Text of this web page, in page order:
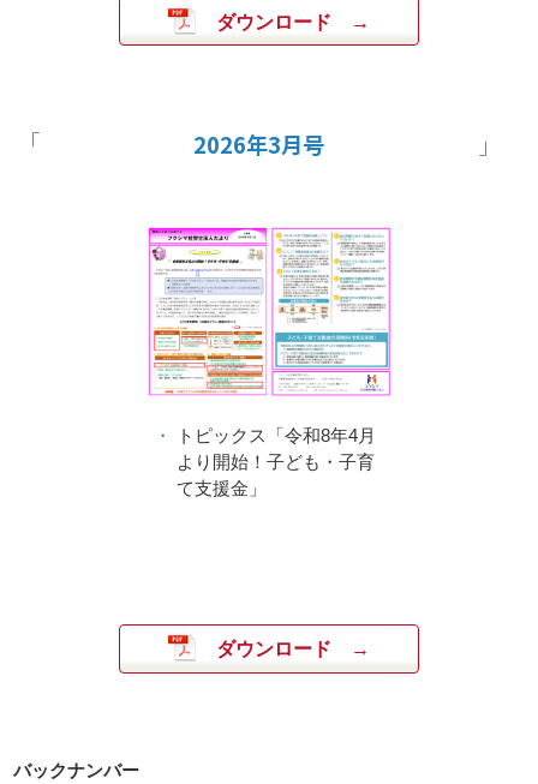
ダウンロード
2026年3月号
トピックス「令和8年4月
より開始！子ども・子育
て支援金」
ダウンロード
バックナンバー